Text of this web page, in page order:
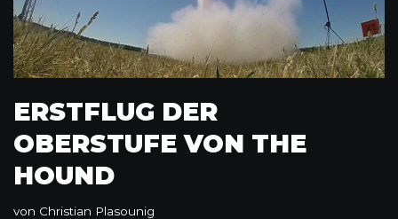
ERSTFLUG DER
OBERSTUFE VON THE
HOUND
von Christian Plasounig